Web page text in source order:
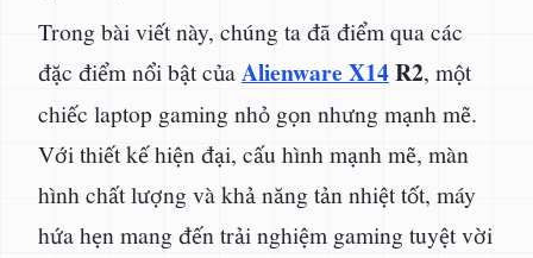
Trong bài viết này, chúng ta đã điểm qua các
đặc điểm nổi bật củaAlienware X14R2, một
chiếc laptop gaming nhỏ gọn nhưng mạnh mẽ.
Với thiết kế hiện đại, cấu hình mạnh mẽ, màn
hình chất lượng và khả năng tản nhiệt tốt, máy
hứa hẹn mang đến trải nghiệm gaming tuyệt vời